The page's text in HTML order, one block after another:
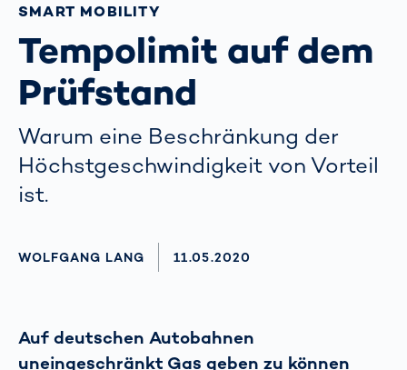
SMART MOBILITY
Tempolimit auf dem
Prüfstand
Warum eine Beschränkung der
Höchst­geschwindigkeit von Vorteil
ist.
AUTHOR
WOLFGANG LANG AKTUALISIERT AM:
11.05.2020
Auf deutschen Autobahnen
uneingeschränkt Gas geben zu können